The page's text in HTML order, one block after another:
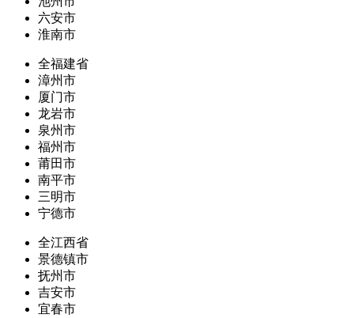
六安市
淮南市
全福建省
漳州市
厦门市
龙岩市
泉州市
福州市
莆田市
南平市
三明市
宁德市
全江西省
景德镇市
抚州市
吉安市
宜春市